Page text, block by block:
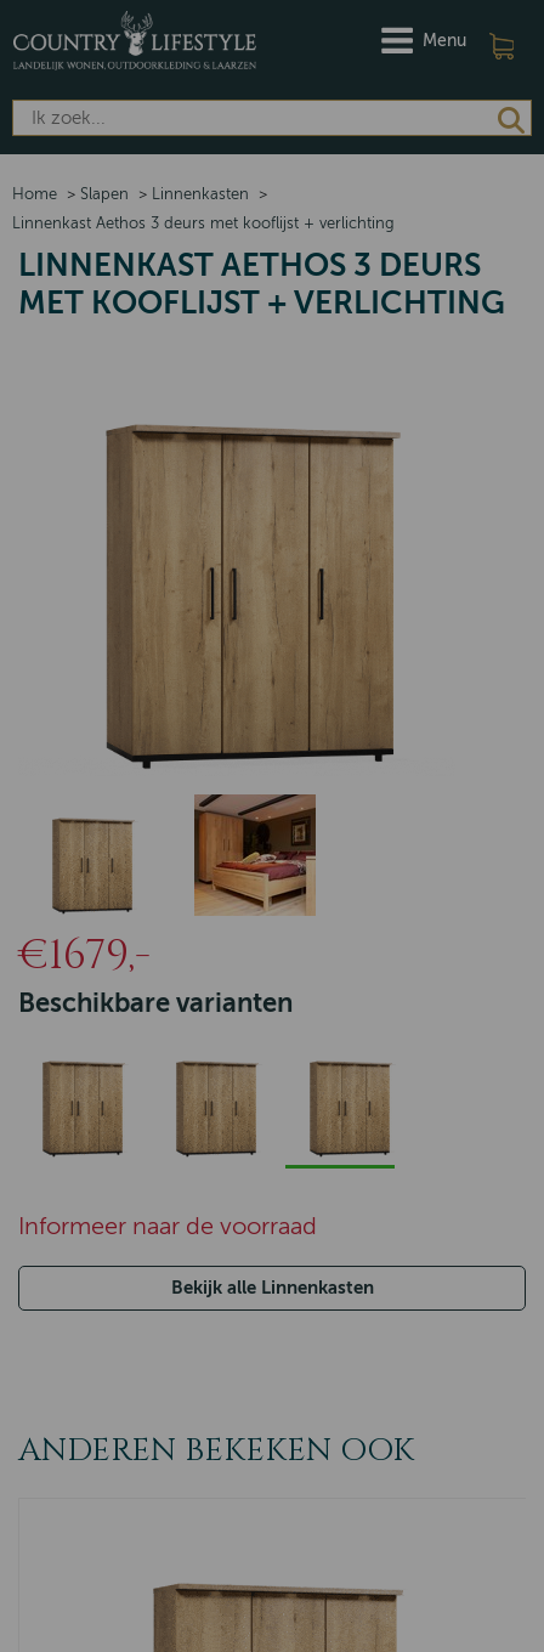
Menu
Home > Slapen > Linnenkasten
>
Linnenkast Aethos 3 deurs met kooflijst + verlichting
LINNENKAST AETHOS 3 DEURS
MET KOOFLIJST + VERLICHTING
€1679,-
Beschikbare varianten
Informeer naar de voorraad
Bekijk alle Linnenkasten
ANDEREN BEKEKEN OOK